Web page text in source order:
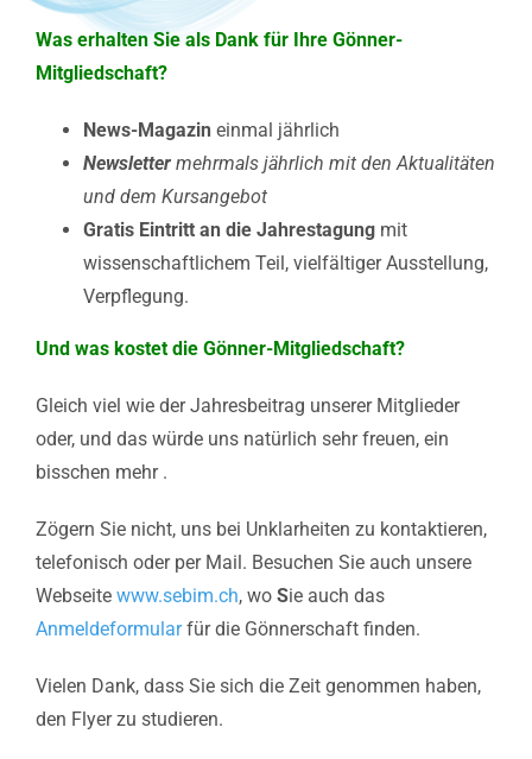
Was erhalten Sie als Dank für Ihre Gönner-
Mitgliedschaft?
News-Magazin einmal jährlich
Newsletter mehrmals jährlich mit den Aktualitäten
und dem Kursangebot
Gratis Eintritt an die Jahrestagung mit
wissenschaftlichem Teil, vielfältiger Ausstellung,
Verpflegung.
Und was kostet die Gönner-Mitgliedschaft?
Gleich viel wie der Jahresbeitrag unserer Mitglieder
oder, und das würde uns natürlich sehr freuen, ein
bisschen mehr .
Zögern Sie nicht, uns bei Unklarheiten zu kontaktieren,
telefonisch oder per Mail. Besuchen Sie auch unsere
Webseite www.sebim.ch, wo Sie auch das
Anmeldeformularfür die Gönnerschaft finden.
Vielen Dank, dass Sie sich die Zeit genommen haben,
den Flyer zu studieren.